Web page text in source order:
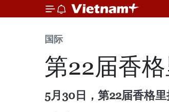
国际
第22届香
5月30日，第22届香格